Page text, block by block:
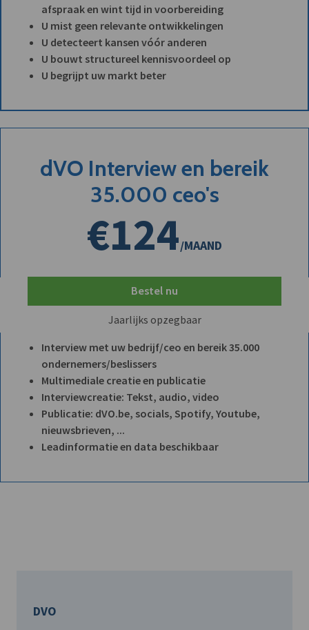
afspraak en wint tijd in voorbereiding
U mist geen relevante ontwikkelingen
U detecteert kansen vóór anderen
U bouwt structureel kennisvoordeel op
U begrijpt uw markt beter
dVO Interview en bereik
35.000 ceo's
€124/MAAND
Bestel nu
Jaarlijks opzegbaar
Interview met uw bedrijf/ceo en bereik 35.000
ondernemers/beslissers
Multimediale creatie en publicatie
Interviewcreatie: Tekst, audio, video
Publicatie: dVO.be, socials, Spotify, Youtube,
nieuwsbrieven, ...
Leadinformatie en data beschikbaar
DVO